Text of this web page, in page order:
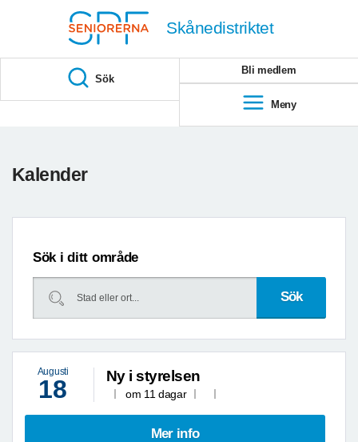
Skånedistriktet
Sök
Bli medlem
Meny
Kalender
Föregående
datum
Sök i ditt område
Augusti
18 Ny i styrelsen
om 11 dagar
Mer info